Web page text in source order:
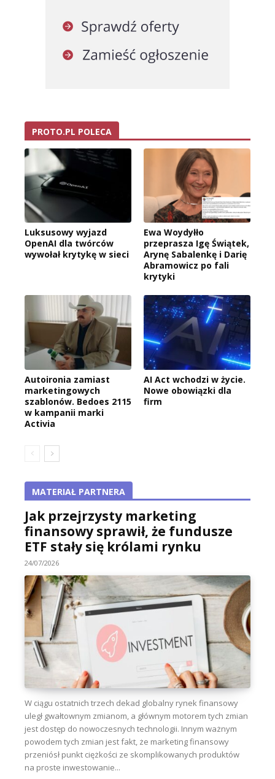
PROTO.PL POLECA
Luksusowy wyjazd
OpenAI dla twórców
wywołał krytykę w sieci
Ewa Woydyłło
przeprasza Igę Świątek,
Arynę Sabalenkę i Darię
Abramowicz po fali
krytyki
Autoironia zamiast
marketingowych
szablonów. Bedoes 2115
w kampanii marki
Activia
AI Act wchodzi w życie.
Nowe obowiązki dla
firm
MATERIAŁ PARTNERA
Jak przejrzysty marketing
finansowy sprawił, że fundusze
ETF stały się królami rynku
24/07/2026
W ciągu ostatnich trzech dekad globalny rynek finansowy
uległ gwałtownym zmianom, a głównym motorem tych zmian
jest dostęp do nowoczesnych technologii. Innym ważnym
powodem tych zmian jest fakt, że marketing finansowy
przeniósł punkt ciężkości ze skomplikowanych produktów
na proste inwestowanie...